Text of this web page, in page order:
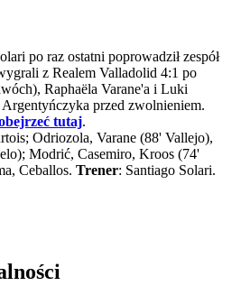
po raz ostatni poprowadził zespół
z Realem Valladolid 4:1 po
Raphaëla Varane'a i Luki
przed zwolnieniem.
tutaj.
Odriozola, Varane (88' Vallejo),
Modrić, Casemiro, Kroos (74'
Ceballos. Trener: Santiago Solari.